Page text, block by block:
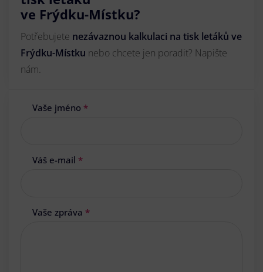
ve Frýdku-Místku?
Potřebujete nezávaznou kalkulaci na tisk letáků ve
Frýdku-Místku nebo chcete jen poradit? Napište
nám.
Vaše jméno *
Váš e-mail *
Vaše zpráva *